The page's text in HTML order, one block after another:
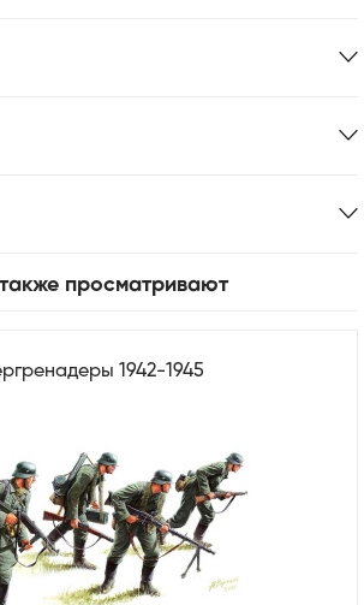
просматривают
1942-1945